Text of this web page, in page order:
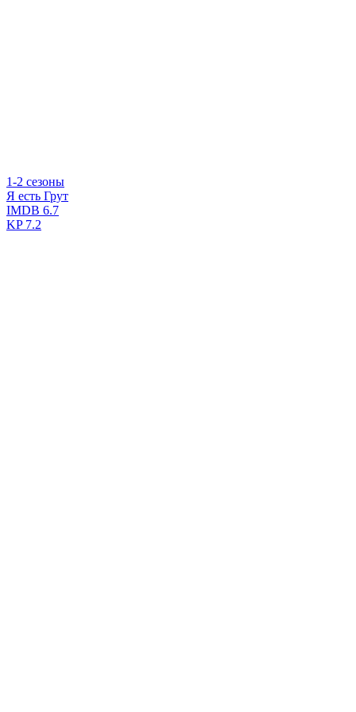
1-2 сезоны
Я есть Грут
IMDB 6.7
KP7.2